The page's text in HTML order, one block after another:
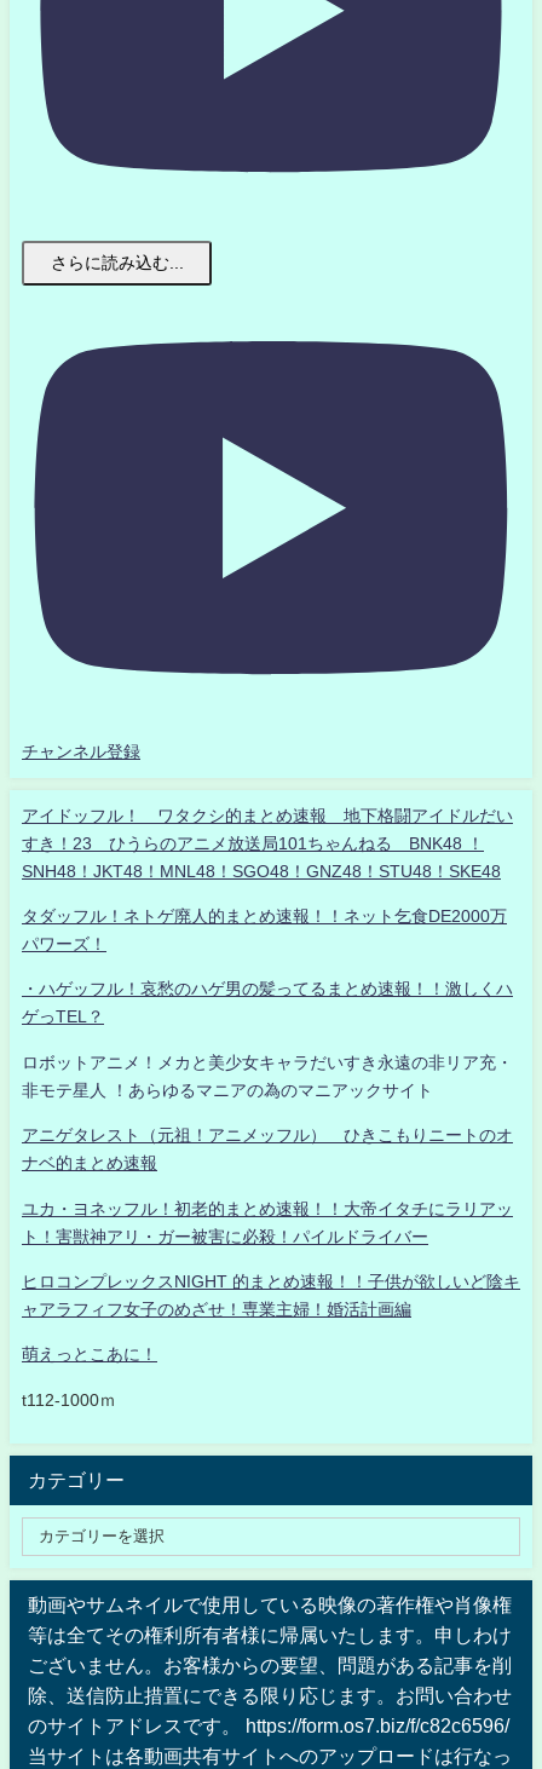
さらに読み込む...
チャンネル登録
アイドッフル！ ワタクシ的まとめ速報 地下格闘アイドルだい
すき！23 ひうらのアニメ放送局101ちゃんねる BNK48 ！
SNH48！JKT48！MNL48！SGO48！GNZ48！STU48！SKE48
タダッフル！ネトゲ廃人的まとめ速報！！ネット乞食DE2000万
パワーズ！
・ハゲッフル！哀愁のハゲ男の髪ってるまとめ速報！！激しくハ
ゲっTEL？
ロボットアニメ！メカと美少女キャラだいすき永遠の非リア充・
非モテ星人 ！あらゆるマニアの為のマニアックサイト
アニゲタレスト（元祖！アニメッフル） ひきこもりニートのオ
ナベ的まとめ速報
ユカ・ヨネッフル！初老的まとめ速報！！大帝イタチにラリアッ
ト！害獣神アリ・ガー被害に必殺！パイルドライバー
ヒロコンプレックスNIGHT 的まとめ速報！！子供が欲しいど陰キ
ャアラフィフ女子のめざせ！専業主婦！婚活計画編
萌えっとこあに！
t112-1000ｍ
カテゴリー
動画やサムネイルで使用している映像の著作権や肖像権
等は全てその権利所有者様に帰属いたします。申しわけ
ございません。お客様からの要望、問題がある記事を削
除、送信防止措置にできる限り応じます。お問い合わせ
のサイトアドレスです。 https://form.os7.biz/f/c82c6596/
当サイトは各動画共有サイトへのアップロードは行なっ